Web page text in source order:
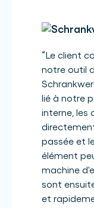
“Le client
notre outil
lié à notre
interne, les
passée et
élément
machine
sont
et